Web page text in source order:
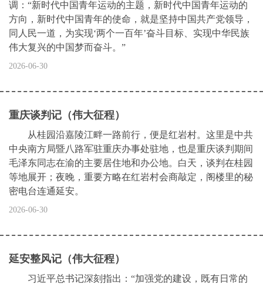
调：“新时代中国青年运动的主题，新时代中国青年运动的
方向，新时代中国青年的使命，就是坚持中国共产党领导，
同人民一道，为实现‘两个一百年’奋斗目标、实现中华民族
伟大复兴的中国梦而奋斗。”
2026-06-30
重庆谈判记（伟大征程）
从桂园沿嘉陵江畔一路前行，便是红岩村。这里是中共
中央南方局暨八路军驻重庆办事处驻地，也是重庆谈判期间
毛泽东同志在渝的主要居住地和办公地。白天，谈判在桂园
等地展开；夜晚，重要方略在红岩村会商敲定，阁楼里的秘
密电台连通延安。
2026-06-30
延安整风记（伟大征程）
习近平总书记深刻指出：“加强党的建设，既有日常的